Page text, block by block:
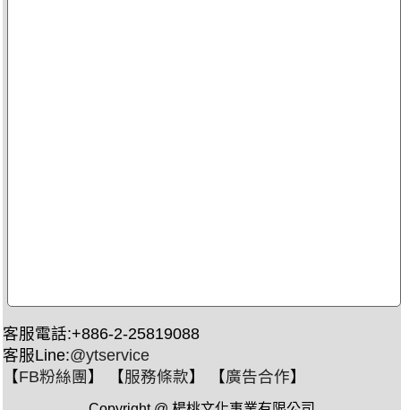
客服電話:+886-2-25819088
客服Line:@ytservice
【FB粉絲團 】 【服務條款】 【廣告合作】